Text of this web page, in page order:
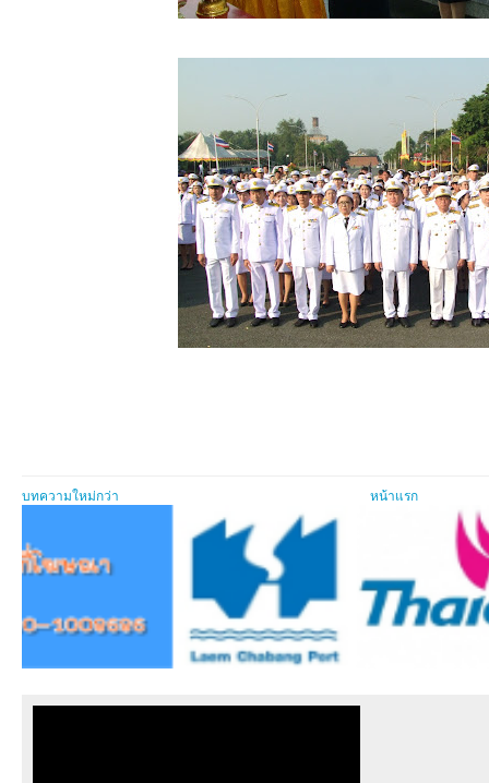
บทความใหม่กว่า หน้าแรก